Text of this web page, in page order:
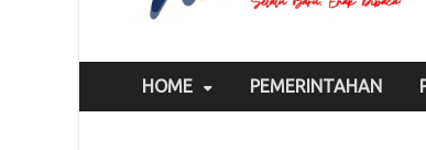
HOME PEMERINTAHAN